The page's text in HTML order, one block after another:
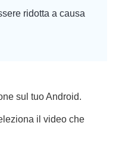
ridotta a causa
sul tuo Android.
il video che